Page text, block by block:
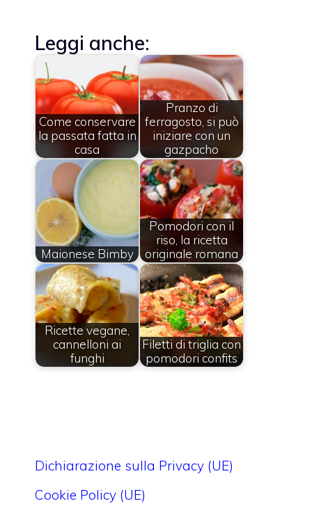
Leggi anche:
Come conservare
la passata fatta in
casa
Pranzo di
ferragosto, si può
iniziare con un
gazpacho
Maionese Bimby
Pomodori con il
riso, la ricetta
originale romana
Ricette vegane,
cannelloni ai
funghi
Filetti di triglia con
pomodori confits
Dichiarazione sulla Privacy (UE)
Cookie Policy (UE)